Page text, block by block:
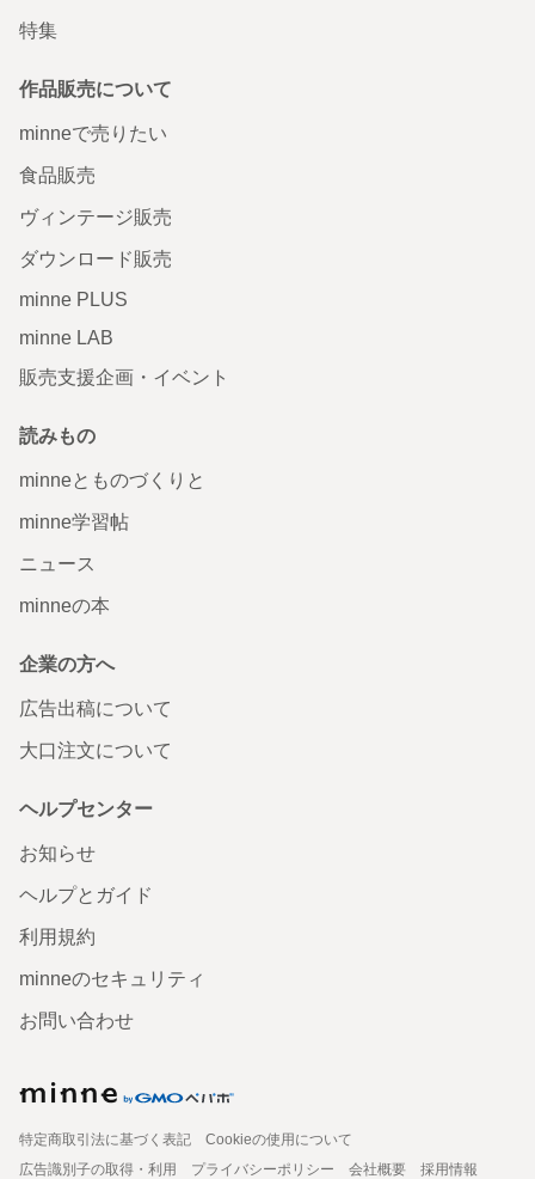
特集
作品販売について
minneで売りたい
食品販売
ヴィンテージ販売
ダウンロード販売
minne PLUS
minne LAB
販売支援企画・イベント
読みもの
minneとものづくりと
minne学習帖
ニュース
minneの本
企業の方へ
広告出稿について
大口注文について
ヘルプセンター
お知らせ
ヘルプとガイド
利用規約
minneのセキュリティ
お問い合わせ
特定商取引法に基づく表記
Cookieの使用について
広告識別子の取得・利用
プライバシーポリシー 会社概要
採用情報